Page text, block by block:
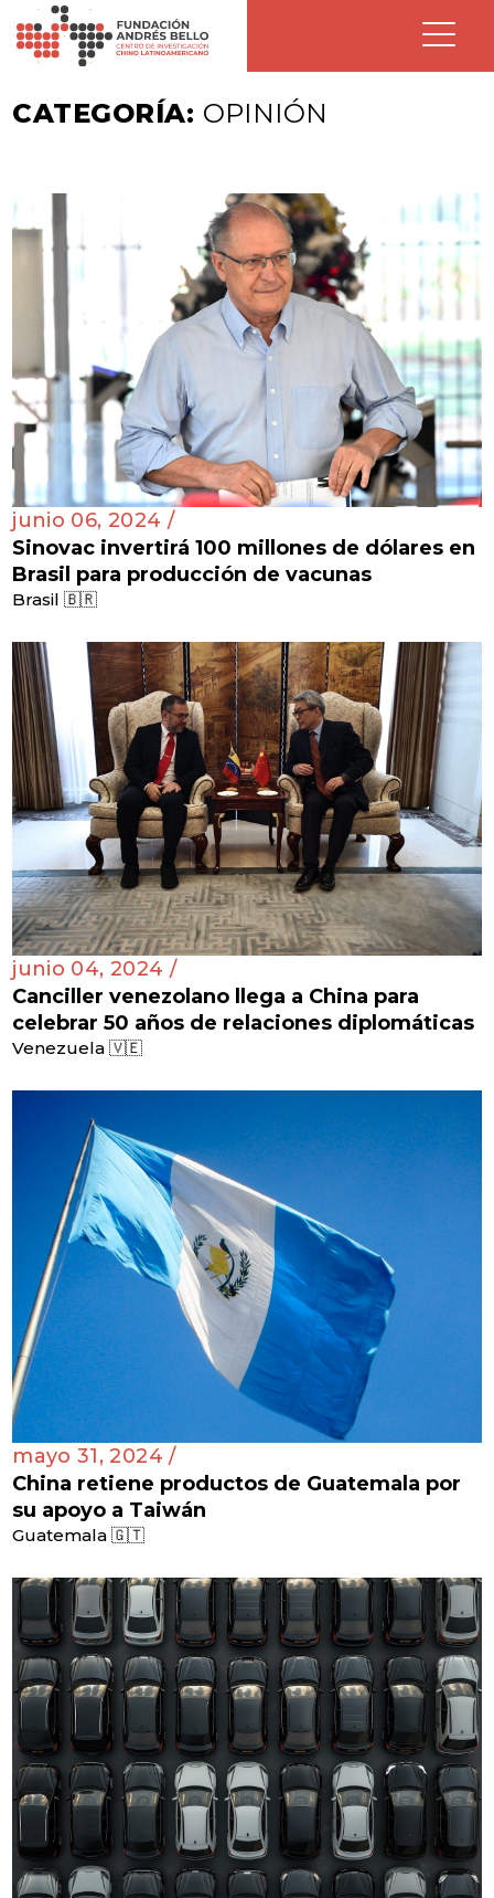
CATEGORÍA: OPINIÓN
junio 06, 2024 /
Sinovac invertirá 100 millones de dólares en
Brasil para producción de vacunas
Brasil 🇧🇷
junio 04, 2024 /
Canciller venezolano llega a China para
celebrar 50 años de relaciones diplomáticas
Venezuela 🇻🇪
mayo 31, 2024 /
China retiene productos de Guatemala por
su apoyo a Taiwán
Guatemala 🇬🇹